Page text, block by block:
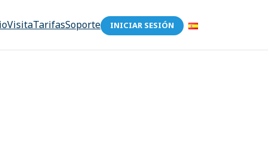
VisitaTarifasSoporte INICIAR SESIÓN